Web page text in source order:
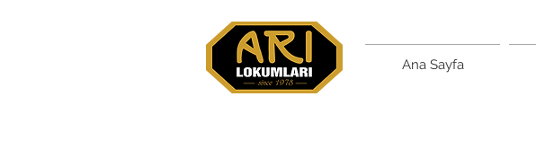
Ana Sayfa